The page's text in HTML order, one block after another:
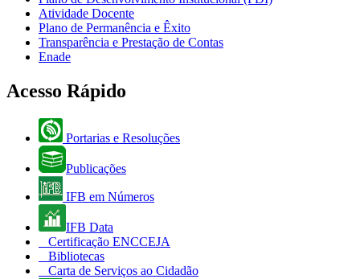
Atividade Docente
Plano de Permanência e Êxito
Transparência e Prestação de Contas
Enade
Acesso Rápido
Portarias e Resoluções
Publicações
IFB em Números
IFB Data
Certificação ENCCEJA
Bibliotecas
Carta de Serviços ao Cidadão